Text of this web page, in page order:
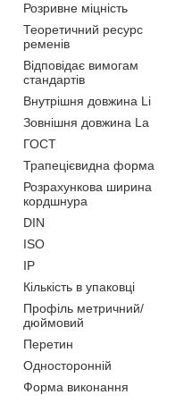
Розривне міцність
Теоретичний ресурс
ременів
Відповідає вимогам
стандартів
Внутрішня довжина Li
Зовнішня довжина La
ГОСТ
Трапецієвидна форма
Розрахункова ширина
кордшнура
DIN
ISO
IP
Кількість в упаковці
Профіль метричний/
дюймовий
Перетин
Односторонній
Форма виконання